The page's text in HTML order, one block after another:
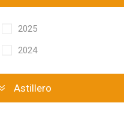
2025
2024
Astillero